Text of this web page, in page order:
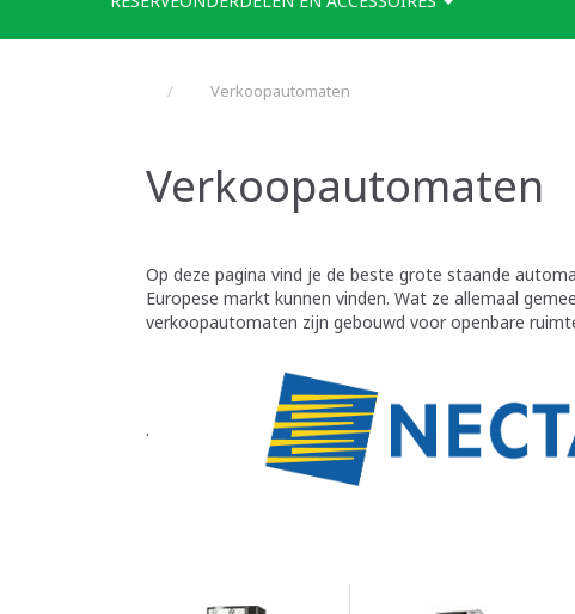
Verkoopautomaten
Verkoopautomaten
Op deze pagina vind je de beste grote staande
Europese markt kunnen vinden. Wat ze allemaal
verkoopautomaten zijn gebouwd voor openbare
.